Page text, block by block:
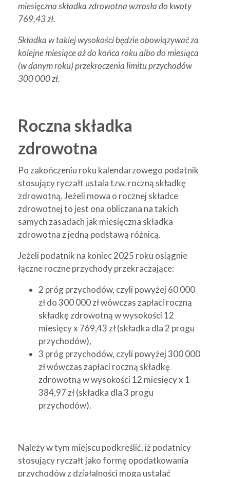
miesięczna składka zdrowotna wzrosła do kwoty
769,43 zł.
Składka w takiej wysokości będzie obowiązywać za
kolejne miesiące aż do końca roku albo do miesiąca
(w danym roku) przekroczenia limitu przychodów
300 000 zł.
Roczna składka
zdrowotna
Po zakończeniu roku kalendarzowego podatnik
stosujący ryczałt ustala tzw. roczną składkę
zdrowotną. Jeżeli mowa o rocznej składce
zdrowotnej to jest ona obliczana na takich
samych zasadach jak miesięczna składka
zdrowotna z jedną podstawą różnicą.
Jeżeli podatnik na koniec 2025 roku osiągnie
łączne roczne przychody przekraczające:
2 próg przychodów, czyli powyżej 60 000
zł do 300 000 zł wówczas zapłaci roczną
składkę zdrowotną w wysokości 12
miesięcy x 769,43 zł (składka dla 2 progu
przychodów),
3 próg przychodów, czyli powyżej 300 000
zł wówczas zapłaci roczną składkę
zdrowotną w wysokości 12 miesięcy x 1
384,97 zł (składka dla 3 progu
przychodów).
Należy w tym miejscu podkreślić, iż podatnicy
stosujący ryczałt jako formę opodatkowania
przychodów z działalności mogą ustalać